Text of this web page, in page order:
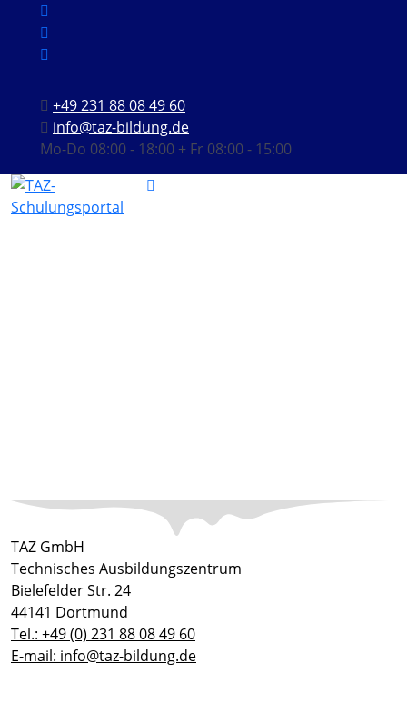
+49 231 88 08 49 60
info@taz-bildung.de
Mo-Do 08:00 - 18:00 + Fr 08:00 - 15:00
TAZ GmbH
Technisches Ausbildungszentrum
Bielefelder Str. 24
44141 Dortmund
Tel.: +49 (0) 231 88 08 49 60
E-mail: info@taz-bildung.de